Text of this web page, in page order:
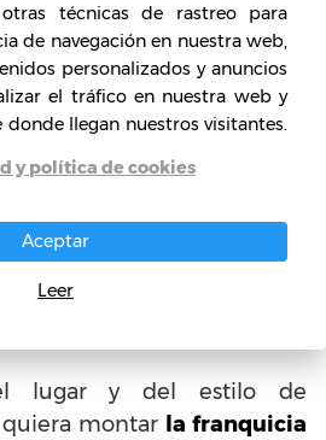
y tener éxito con la
se debe trabajar hasta
debe ser una
perseverante, con
los costes de la
La Parrilla de
lugar y del estilo de
montar la franquicia
técnicas de rastreo para
de navegación en nuestra web,
personalizados y anuncios
el tráfico en nuestra web y
llegan nuestros visitantes.
y política de cookies
Aceptar
Leer